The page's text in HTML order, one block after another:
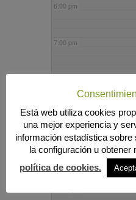
6:00 pm
7:00 pm
9:00 pm
10:00 pm
Está web utiliza cookies
una mejor experiencia y
información estadística
la configuración u
política de cookies.